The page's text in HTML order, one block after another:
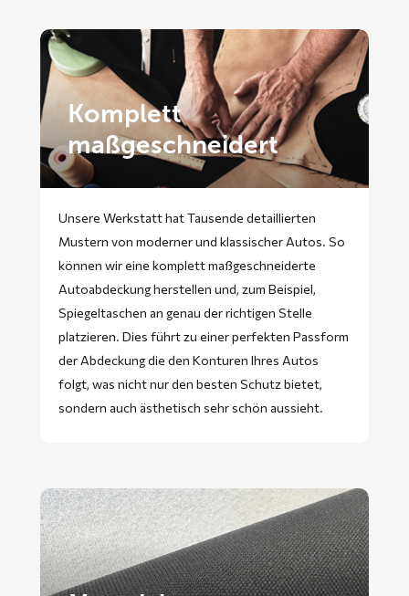
Komplett
maßgeschneidert
Unsere Werkstatt hat Tausende detaillierten
Mustern von moderner und klassischer Autos. So
können wir eine komplett maßgeschneiderte
Autoabdeckung herstellen und, zum Beispiel,
Spiegeltaschen an genau der richtigen Stelle
platzieren. Dies führt zu einer perfekten Passform
der Abdeckung die den Konturen Ihres Autos
folgt, was nicht nur den besten Schutz bietet,
sondern auch ästhetisch sehr schön aussieht.